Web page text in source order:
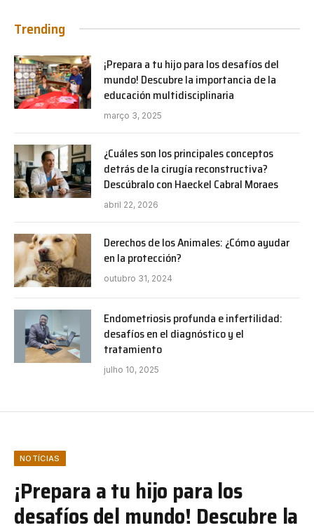
Trending
¡Prepara a tu hijo para los desafíos del
mundo! Descubre la importancia de la
educación multidisciplinaria
março 3, 2025
¿Cuáles son los principales conceptos
detrás de la cirugía reconstructiva?
Descúbralo con Haeckel Cabral Moraes
abril 22, 2026
Derechos de los Animales: ¿Cómo ayudar
en la protección?
outubro 31, 2024
Endometriosis profunda e infertilidad:
desafíos en el diagnóstico y el
tratamiento
julho 10, 2025
NOTÍCIAS
¡Prepara a tu hijo para los
desafíos del mundo! Descubre la